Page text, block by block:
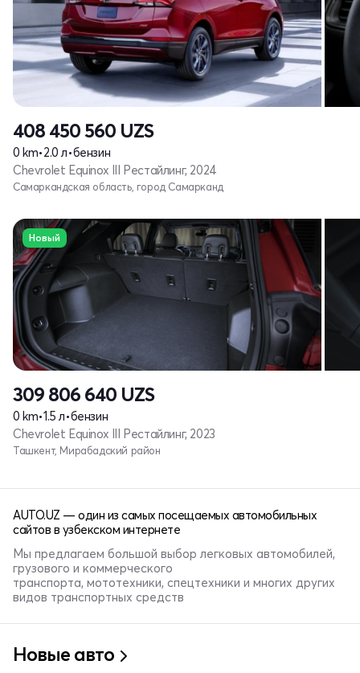
408 450 560 UZS
0 km•2.0 л•бензин
Chevrolet Equinox III Рестайлинг, 2024
Самаркандская область, город Самарканд
Новый
309 806 640 UZS
0 km•1.5 л•бензин
Chevrolet Equinox III Рестайлинг, 2023
Ташкент, Мирабадский район
AUTO.UZ — один из самых посещаемых автомобильных
сайтов в узбекском интернете
Мы предлагаем большой выбор легковых автомобилей,
грузового и коммерческого
транспорта, мототехники, спецтехники и многих других
видов транспортных средств
Новые авто